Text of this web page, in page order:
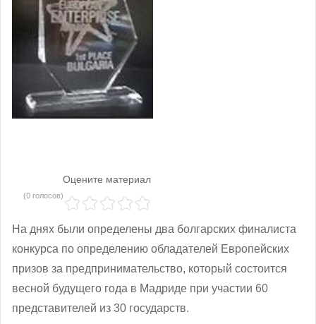
Оцените материал
(0 голосов)
На днях были определены два болгарских финалиста
конкурса по определению обладателей Европейских
призов за предпринимательство, который состоится
весной будущего года в Мадриде при участии 60
представителей из 30 государств.